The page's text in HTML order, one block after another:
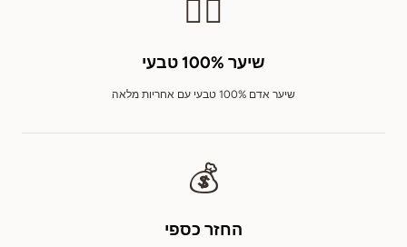
💇‍♀️
שיער 100% טבעי
שיער אדם 100% טבעי עם אחריות מלאה
💰
החזר כספי